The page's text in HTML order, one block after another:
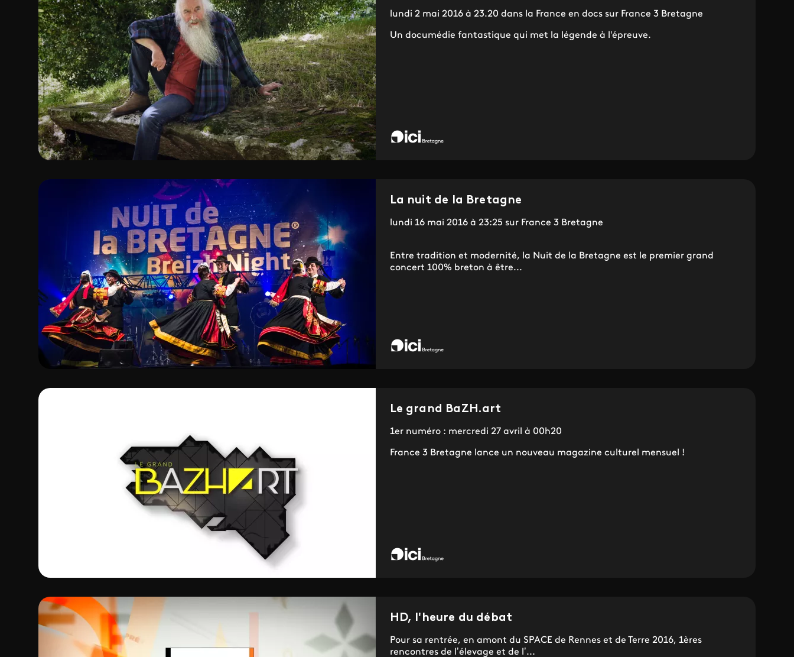
lundi 2 mai 2016 à 23.20 dans la France en docs sur France 3 Bretagne
Un documédie fantastique qui met la légende à l'épreuve.
La nuit de la Bretagne
lundi 16 mai 2016 à 23:25 sur France 3 Bretagne
Entre tradition et modernité, la Nuit de la Bretagne est le premier grand
concert 100% breton à être...
Le grand BaZH.art
1er numéro : mercredi 27 avril à 00h20
France 3 Bretagne lance un nouveau magazine culturel mensuel !
HD, l'heure du débat
Pour sa rentrée, en amont du SPACE de Rennes et de Terre 2016, 1ères
rencontres de l’élevage et de l’...